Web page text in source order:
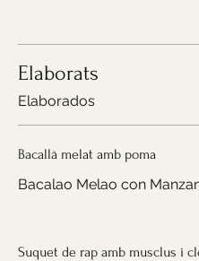
Elaborats
Elaborados
Bacallà melat amb poma
Bacalao Melao con
Suquet de rap amb musclus i